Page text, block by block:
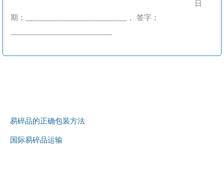
日
期；_____________________________， 签字；
易碎品的正确包装方法
国际易碎品运输